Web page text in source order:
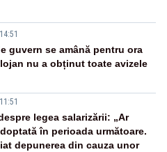
guvern se amână pentru ora
nu a obținut toate avizele
legea salarizării: „Ar
în perioada următoare.
depunerea din cauza unor